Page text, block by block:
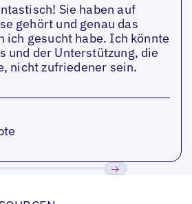
Sie haben auf
gehört und genau das
ich gesucht habe. Ich könnte
und der Unterstützung, die
nicht zufriedener sein.